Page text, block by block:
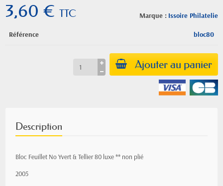
Marque : Issoire Philatelie
3,60 € TTC
Référence bloc80
Ajouter au panier
Description
Bloc Feuillet No Yvert & Tellier 80 luxe ** non plié
2005